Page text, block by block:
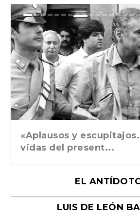
Ground Rules. Alejan...
«Rafael: Poesía subl...
Bienvenidos al circo...
Georges de La Tour. ...
Robert Capa: la hist...
«Aplausos y
vidas del present...
EL
LUIS DE LEÓN